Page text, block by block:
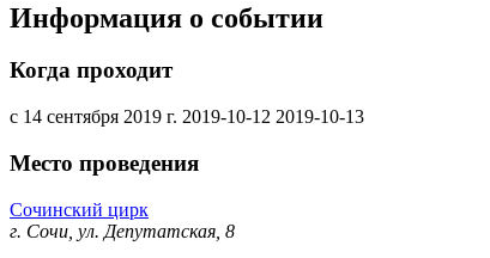
Информация о событии
Когда проходит
с 14 сентября 2019 г. 2019-10-12 2019-10-13
Место проведения
Сочинский цирк
г. Сочи, ул. Депутатская, 8